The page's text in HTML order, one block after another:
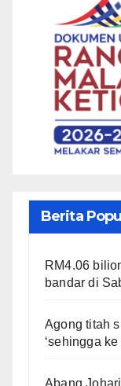
Berita
RM4.06
bandar di
Agong titah
‘sehingga